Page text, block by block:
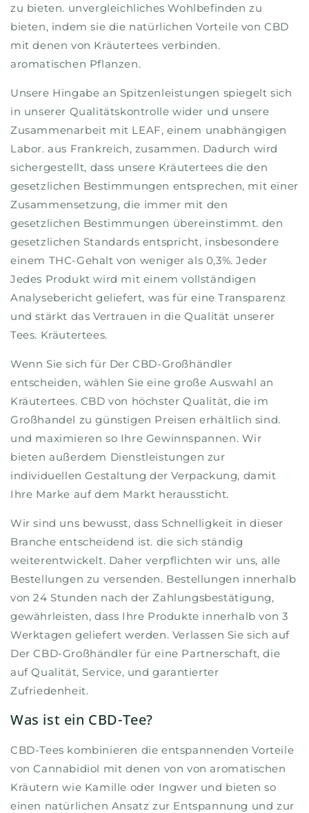
zu bieten. unvergleichliches Wohlbefinden zu
bieten, indem sie die natürlichen Vorteile von CBD
mit denen von Kräutertees verbinden.
aromatischen Pflanzen.
Unsere Hingabe an Spitzenleistungen spiegelt sich
in unserer Qualitätskontrolle wider und unsere
Zusammenarbeit mit LEAF, einem unabhängigen
Labor. aus Frankreich, zusammen. Dadurch wird
sichergestellt, dass unsere Kräutertees die den
gesetzlichen Bestimmungen entsprechen, mit einer
Zusammensetzung, die immer mit den
gesetzlichen Bestimmungen übereinstimmt. den
gesetzlichen Standards entspricht, insbesondere
einem THC-Gehalt von weniger als 0,3%. Jeder
Jedes Produkt wird mit einem vollständigen
Analysebericht geliefert, was für eine Transparenz
und stärkt das Vertrauen in die Qualität unserer
Tees. Kräutertees.
Wenn Sie sich für Der CBD-Großhändler
entscheiden, wählen Sie eine große Auswahl an
Kräutertees. CBD von höchster Qualität, die im
Großhandel zu günstigen Preisen erhältlich sind.
und maximieren so Ihre Gewinnspannen. Wir
bieten außerdem Dienstleistungen zur
individuellen Gestaltung der Verpackung, damit
Ihre Marke auf dem Markt heraussticht.
Wir sind uns bewusst, dass Schnelligkeit in dieser
Branche entscheidend ist. die sich ständig
weiterentwickelt. Daher verpflichten wir uns, alle
Bestellungen zu versenden. Bestellungen innerhalb
von 24 Stunden nach der Zahlungsbestätigung,
gewährleisten, dass Ihre Produkte innerhalb von 3
Werktagen geliefert werden. Verlassen Sie sich auf
Der CBD-Großhändler für eine Partnerschaft, die
auf Qualität, Service, und garantierter
Zufriedenheit.
Was ist ein CBD-Tee?
CBD-Tees kombinieren die entspannenden Vorteile
von Cannabidiol mit denen von von aromatischen
Kräutern wie Kamille oder Ingwer und bieten so
einen natürlichen Ansatz zur Entspannung und zur